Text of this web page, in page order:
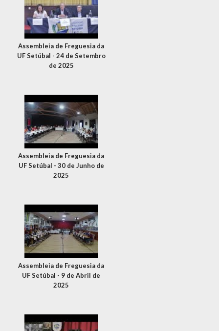
Assembleia de Freguesia da
UF Setúbal - 24 de Setembro
de 2025
Assembleia de Freguesia da
UF Setúbal - 30 de Junho de
2025
Assembleia de Freguesia da
UF Setúbal - 9 de Abril de
2025